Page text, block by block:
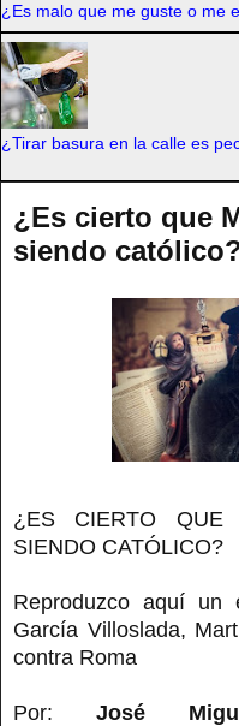
¿Es malo que me guste o me
¿Tirar basura en la calle es
¿Es cierto que
siendo
¿ES CIERTO QUE
SIENDO CATÓLICO?
Reproduzco aquí un
García Villoslada,
contra Roma
Por: José